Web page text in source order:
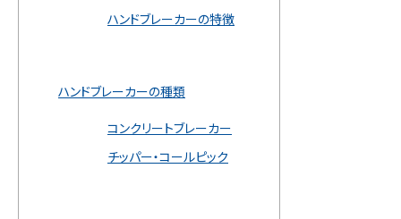
ハンドブレーカーの特徴
ハンドブレーカーの種類
コンクリートブレーカー
チッパー・コールピック